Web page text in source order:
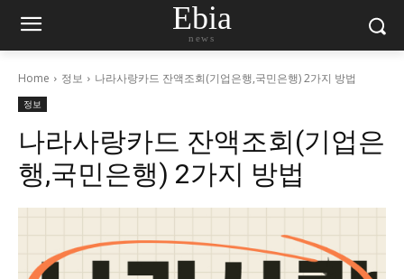
Ebia
news
Home 정보 나라사랑카드 잔액조회(기업은행,국민은행) 2가지 방법
정보
나라사랑카드 잔액조회(기업은
행,국민은행) 2가지 방법